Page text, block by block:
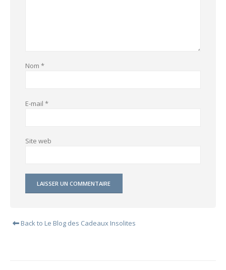
Nom *
E-mail *
Site web
Back to Le Blog des Cadeaux Insolites